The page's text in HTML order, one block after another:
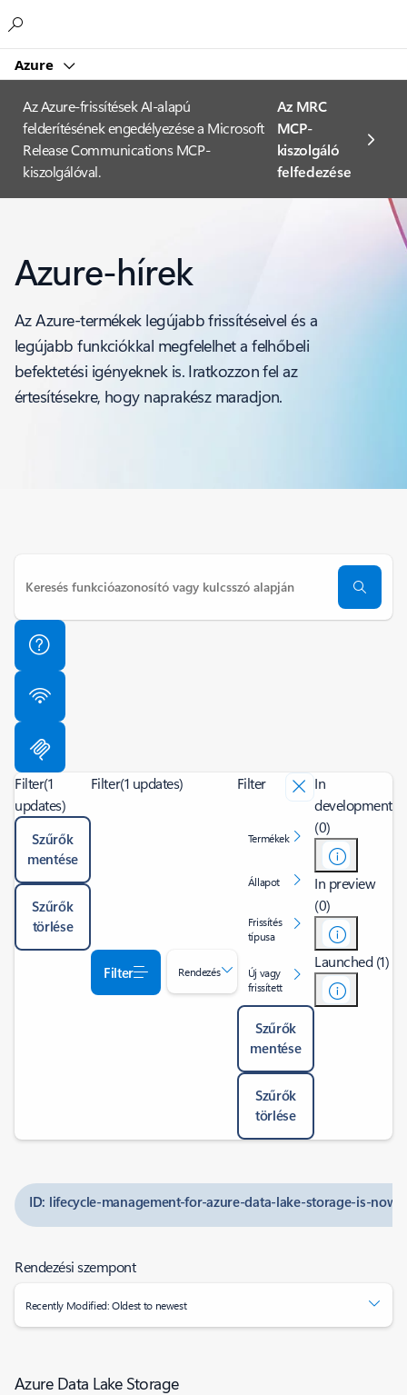
Azure
Az Azure-frissítések AI-alapú
felderítésének engedélyezése a Microsoft
Release Communications MCP-
kiszolgálóval.
Az MRC
MCP-
kiszolgáló
felfedezése
Azure-hírek
Az Azure-termékek legújabb frissítéseivel és a
legújabb funkciókkal megfelelhet a felhőbeli
befektetési igényeknek is. Iratkozzon fel az
értesítésekre, hogy naprakész maradjon.
Filter(1
updates)
Szűrők
mentése
Szűrők
törlése
Filter(1 updates)
Filter Rendezés
Filter
Termékek
Állapot
Frissítés
típusa
Új vagy
frissített
Szűrők
mentése
Szűrők
törlése
In
development
(0)
In preview
(0)
Launched (1)
ID: lifecycle-management-for-azure-data-lake-storage-is-
Rendezési szempont
Recently Modified: Oldest to newest
Azure Data Lake Storage